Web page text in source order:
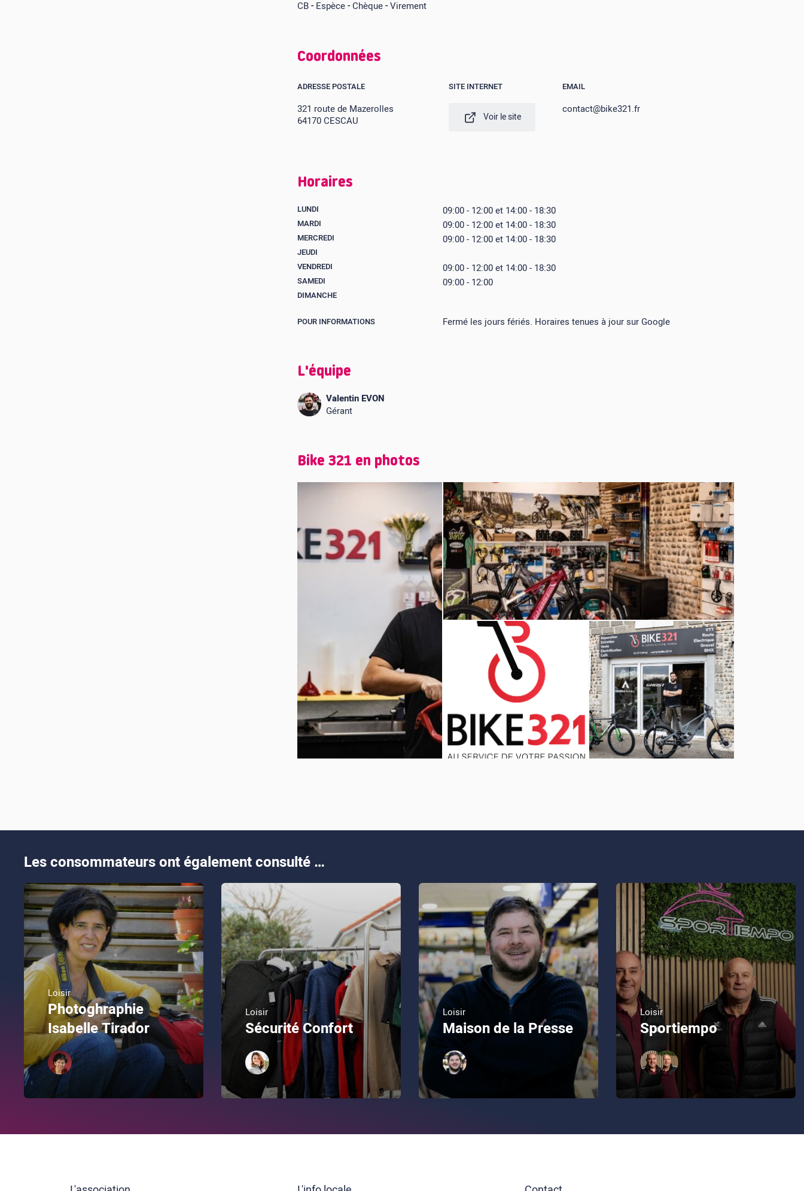
CB-Espèce-Chèque-Virement
Coordonnées
ADRESSE POSTALE
321 route de Mazerolles
64170 CESCAU
SITE INTERNET
Voir le site
EMAIL
contact@bike321.fr
Horaires
LUNDI 09:00 - 12:00 et 14:00 - 18:30
MARDI 09:00 - 12:00 et 14:00 - 18:30
MERCREDI 09:00 - 12:00 et 14:00 - 18:30
JEUDI
VENDREDI
09:00 - 12:00 et 14:00 - 18:30
SAMEDI 09:00 - 12:00
DIMANCHE
POUR INFORMATIONS Fermé les jours fériés. Horaires tenues à jour sur Google
L'équipe
Valentin EVON
Gérant
Bike 321 en photos
Les consommateurs ont également consulté …
Loisir
Photoghraphie
Isabelle Tirador
Loisir
Sécurité Confort
Loisir
Maison de la Presse
Loisir
Sportiempo